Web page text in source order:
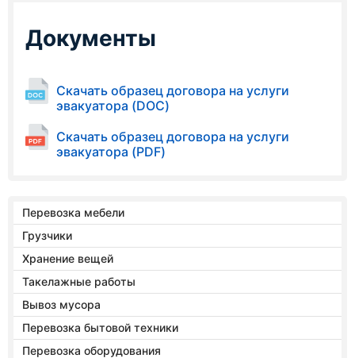
Документы
Скачать образец договора на услуги
эвакуатора (DOC)
Скачать образец договора на услуги
эвакуатора (PDF)
Перевозка мебели
Грузчики
Хранение вещей
Такелажные работы
Вывоз мусора
Перевозка бытовой техники
Перевозка оборудования